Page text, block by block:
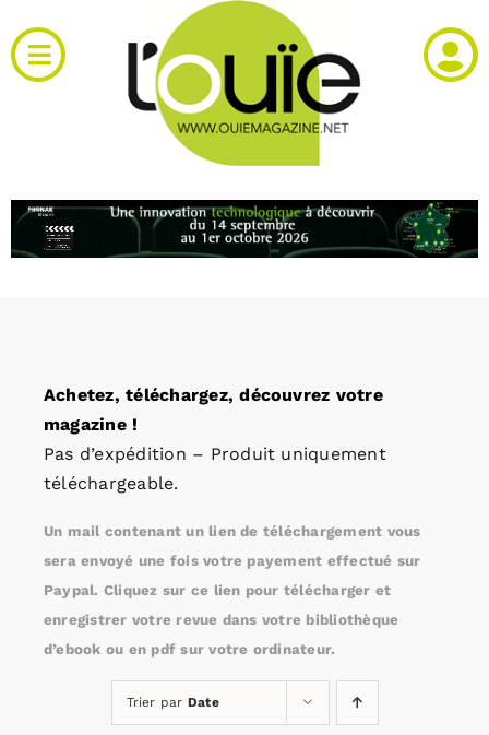
au
contenu
Toggle
Navigation
RH et emploi
Agenda
Kiosque
Annonces emploi
Achetez, téléchargez, découvrez votre
magazine !
Pas d’expédition – Produit uniquement
téléchargeable.
Un mail contenant un lien de téléchargement vous
sera envoyé une fois votre payement effectué sur
Paypal. Cliquez sur ce lien pour télécharger et
enregistrer votre revue dans votre bibliothèque
d’ebook ou en pdf sur votre ordinateur.
Trier par Date